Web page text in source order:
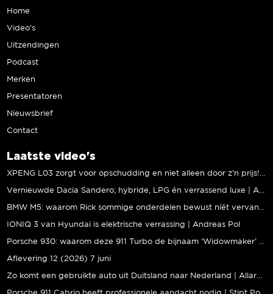
Home
Video’s
Uitzendingen
Podcast
Merken
Presentatoren
Nieuwsbrief
Contact
Laatste video's
IONIQ 3 van Hyundai is elektrische verrassing | Andreas Pol
Aflevering 12 (2026) 7 juni